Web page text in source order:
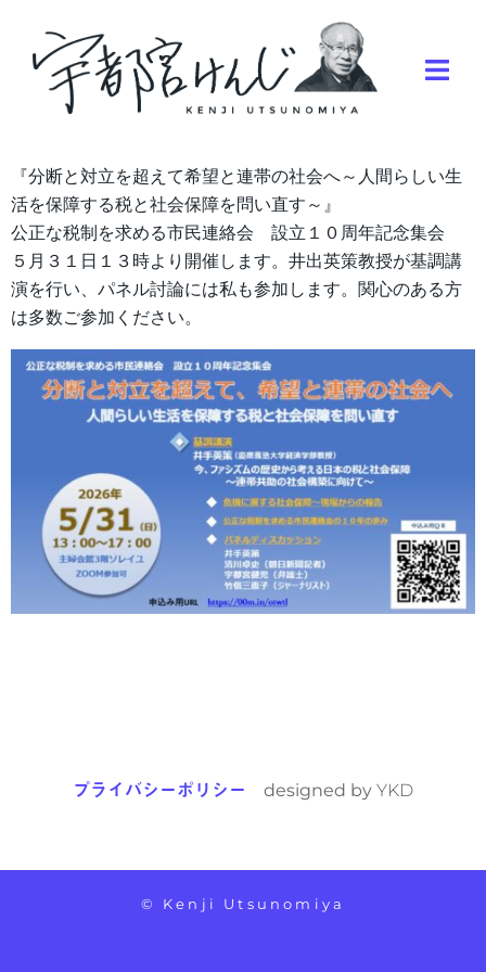
『分断と対立を超えて希望と連帯の社会へ～人間らしい生
活を保障する税と社会保障を問い直す～』
公正な税制を求める市民連絡会 設立１０周年記念集会
５月３１日１３時より開催します。井出英策教授が基調講
演を行い、パネル討論には私も参加します。関心のある方
は多数ご参加ください。
プライバシーポリシー designed by YKD
© Kenji Utsunomiya